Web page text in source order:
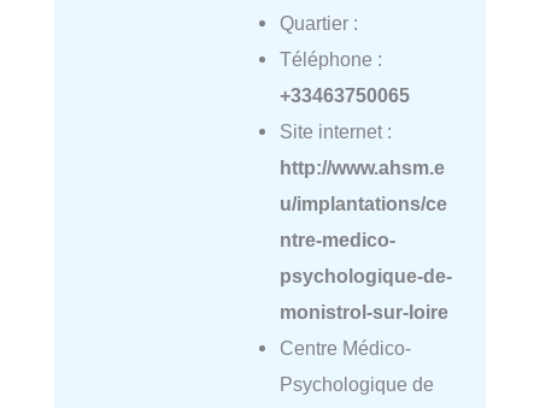
Quartier :
Téléphone :
+33463750065
Site internet :
http://www.ahsm.e
u/implantations/ce
ntre-medico-
psychologique-de-
monistrol-sur-loire
Centre Médico-
Psychologique de